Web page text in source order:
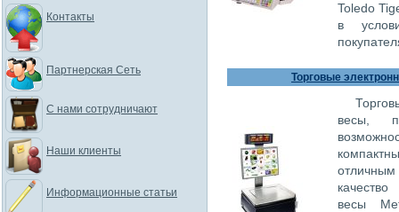
Toledo
в
Торговые
весы,
весы
Контакты
Партнерская Сеть
С нами сотрудничают
Наши клиенты
Информационные статьи